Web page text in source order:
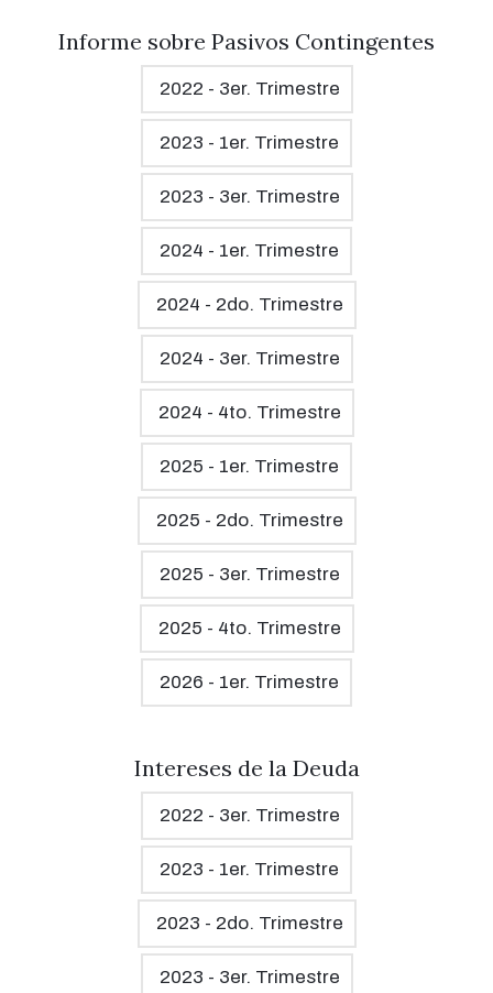
Informe sobre Pasivos Contingentes
2022 - 3er. Trimestre
2023 - 1er. Trimestre
2023 - 3er. Trimestre
2024 - 1er. Trimestre
2024 - 2do. Trimestre
2024 - 3er. Trimestre
2024 - 4to. Trimestre
2025 - 1er. Trimestre
2025 - 2do. Trimestre
2025 - 3er. Trimestre
2025 - 4to. Trimestre
2026 - 1er. Trimestre
Intereses de la Deuda
2022 - 3er. Trimestre
2023 - 1er. Trimestre
2023 - 2do. Trimestre
2023 - 3er. Trimestre